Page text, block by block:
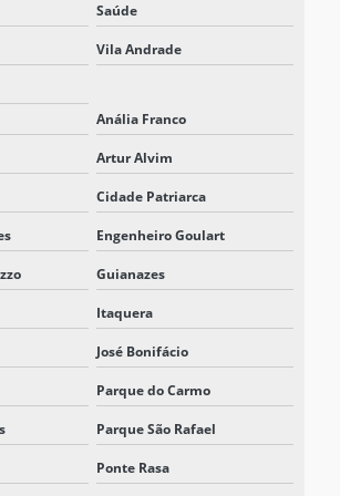
CENTROS LOGÍSTICOS
ELETROPOSTO
DE ARMAZENAMENTO DE ENERGIA
DE ENERGIA ESS
ELETROPOSTO
Saúde
Vila Andrade
Anália Franco
Artur Alvim
Cidade Patriarca
Engenheiro Goulart
Guianazes
Itaquera
José Bonifácio
Parque do Carmo
Parque São Rafael
Ponte Rasa